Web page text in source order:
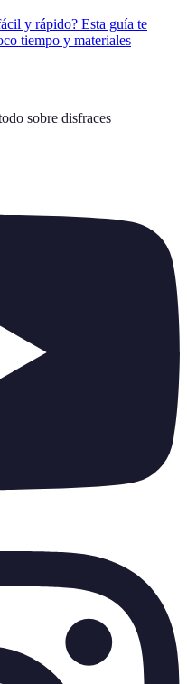
y rápido? Esta guía te
tiempo y materiales
sobre disfraces